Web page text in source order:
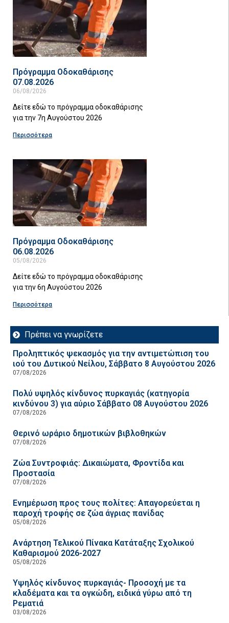
Πρόγραμμα Οδοκαθάρισης
07.08.2026
06/08/2026
Δείτε εδώ το πρόγραμμα οδοκαθάρισης
για την 7η Αυγούστου 2026
Περισσότερα
Πρόγραμμα Οδοκαθάρισης
06.08.2026
05/08/2026
Δείτε εδώ το πρόγραμμα οδοκαθάρισης
για την 6η Αυγούστου 2026
Περισσότερα
Πρέπει να γνωρίζετε
Προληπτικός ψεκασμός για την αντιμετώπιση του
ιού του Δυτικού Νείλου, Σάββατο 8 Αυγούστου 2026
07/08/2026
Πολύ υψηλός κίνδυνος πυρκαγιάς (κατηγορία
κινδύνου 3) για αύριο Σάββατο 08 Αυγούστου 2026
07/08/2026
Θερινό ωράριο δημοτικών βιβλοθηκών
07/08/2026
Ζώα Συντροφιάς: Δικαιώματα, Φροντίδα και
Προστασία
07/08/2026
Ενημέρωση προς τους πολίτες: Απαγορεύεται η
παροχή τροφής σε ζώα άγριας πανίδας
05/08/2026
Ανάρτηση Τελικού Πίνακα Κατάταξης Σχολικού
Καθαρισμού 2026-2027
05/08/2026
Υψηλός κίνδυνος πυρκαγιάς- Προσοχή με τα
κλαδέματα και τα ογκώδη, ειδικά γύρω από τη
Ρεματιά
03/08/2026